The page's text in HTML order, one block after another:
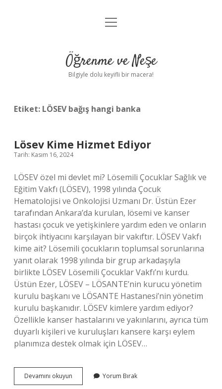
Anasayfa
Yasal Uyarı
menüyü
Öğrenme ve Neşe
Bilgiyle dolu keyifli bir macera!
Etiket: LÖSEV bağış hangi banka
Lösev Kime Hizmet Ediyor
Tarih: Kasım 16, 2024
LÖSEV özel mi devlet mi? Lösemili Çocuklar Sağlık ve
Eğitim Vakfı (LÖSEV), 1998 yılında Çocuk
Hematolojisi ve Onkolojisi Uzmanı Dr. Üstün Ezer
tarafından Ankara’da kurulan, lösemi ve kanser
hastası çocuk ve yetişkinlere yardım eden ve onların
birçok ihtiyacını karşılayan bir vakıftır. LÖSEV Vakfı
kime ait? Lösemili çocukların toplumsal sorunlarına
yanıt olarak 1998 yılında bir grup arkadaşıyla
birlikte LÖSEV Lösemili Çocuklar Vakfı’nı kurdu.
Üstün Ezer, LÖSEV – LÖSANTE’nin kurucu yönetim
kurulu başkanı ve LÖSANTE Hastanesi’nin yönetim
kurulu başkanıdır. LÖSEV kimlere yardım ediyor?
Özellikle kanser hastalarını ve yakınlarını, ayrıca tüm
duyarlı kişileri ve kuruluşları kansere karşı eylem
planımıza destek olmak için LÖSEV…
Devamını okuyun
Kime
Yorum Bırak